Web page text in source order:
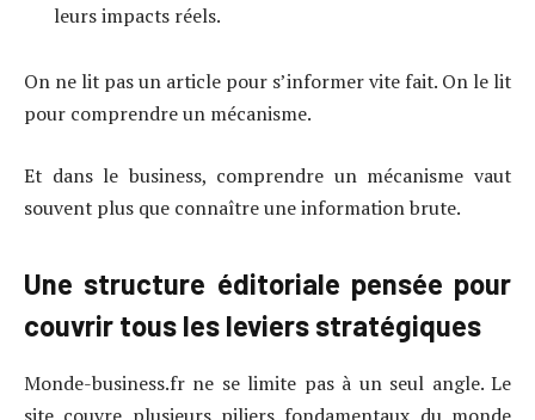
leurs impacts réels.
On ne lit pas un article pour s’informer vite fait. On le lit
pour comprendre un mécanisme.
Et dans le business, comprendre un mécanisme vaut
souvent plus que connaître une information brute.
Une structure éditoriale pensée pour
couvrir tous les leviers stratégiques
Monde-business.fr ne se limite pas à un seul angle. Le